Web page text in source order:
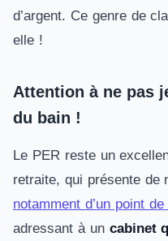
d’argent. Ce genre de
elle !
Attention à ne pas
du bain !
Le PER reste un
retraite, qui présente de
notamment d’un point
adressant à uncabinet